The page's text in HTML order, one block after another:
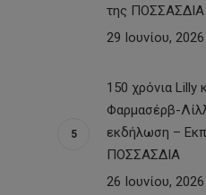
της ΠΟΣΣΑΣΔΙΑ
29 Ιουνίου, 2026
150 χρόνια Lilly
Φαρμασέρβ-
εκδήλωση –
ΠΟΣΣΑΣΔΙΑ
26 Ιουνίου, 2026